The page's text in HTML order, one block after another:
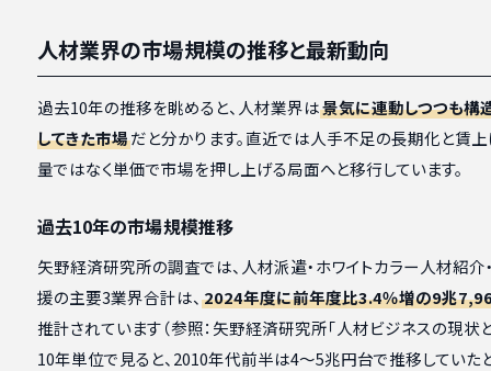
人材業界の市場規模の推移と最新動向
過去10年の推移を眺めると、人材業界は景気に連動しつつも構
してきた市場だと分かります。直近では人手不足の長期化と賃上
量ではなく単価で市場を押し上げる局面へと移行しています。
過去10年の市場規模推移
矢野経済研究所の調査では、人材派遣・ホワイトカラー人材紹介
援の主要3業界合計は、 2024年度に前年度比3.4％増の9兆
推計されています（参照：矢野経済研究所「人材ビジネスの現状と
10年単位で見ると、2010年代前半は4〜5兆円台で推移していた